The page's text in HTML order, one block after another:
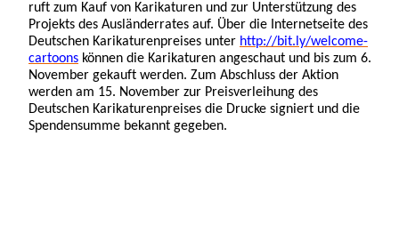
ruft zum Kauf von Karikaturen und zur Unterstützung des
Projekts des Ausländerrates auf. Über die Internetseite des
Deutschen Karikaturenpreises unter http://bit.ly/welcome-
cartoons können die Karikaturen angeschaut und bis zum 6.
November gekauft werden. Zum Abschluss der Aktion
werden am 15. November zur Preisverleihung des
Deutschen Karikaturenpreises die Drucke signiert und die
Spendensumme bekannt gegeben.